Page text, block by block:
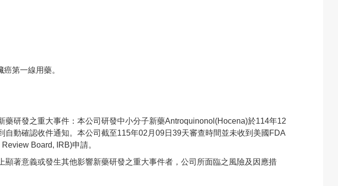
第一線用藥。
研發之重大事件：本公司研發中小分子新藥Antroquinonol(Hocena)於114年12
動確認收件通知。本公司截至115年02月09日39天審查時間並未收到美國FDA
Board, IRB)申請。
著意義或發生其他影響新藥研發之重大事件者，公司所面臨之風險及因應措